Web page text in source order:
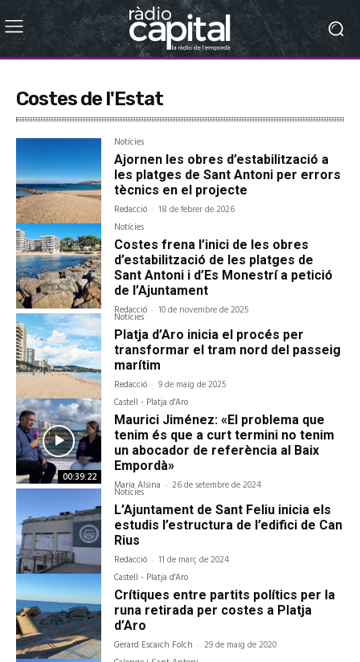
Costes de l'Estat
Notícies
Ajornen les obres d’estabilització a
les platges de Sant Antoni per errors
tècnics en el projecte
Redacció - 18 de febrer de 2026
Notícies
Costes frena l’inici de les obres
d’estabilització de les platges de
Sant Antoni i d’Es Monestrí a petició
de l’Ajuntament
Redacció - 10 de novembre de 2025
Notícies
Platja d’Aro inicia el procés per
transformar el tram nord del passeig
marítim
Redacció - 9 de maig de 2025
00:39:22
Castell - Platja d'Aro
Maurici Jiménez: «El problema que
tenim és que a curt termini no tenim
un abocador de referència al Baix
Empordà»
Maria Alsina - 26 de setembre de 2024
Notícies
L’Ajuntament de Sant Feliu inicia els
estudis l’estructura de l’edifici de Can
Rius
Redacció - 11 de març de 2024
Castell - Platja d'Aro
Crítiques entre partits polítics per la
runa retirada per costes a Platja
d’Aro
Gerard Escaich Folch - 29 de maig de 2020